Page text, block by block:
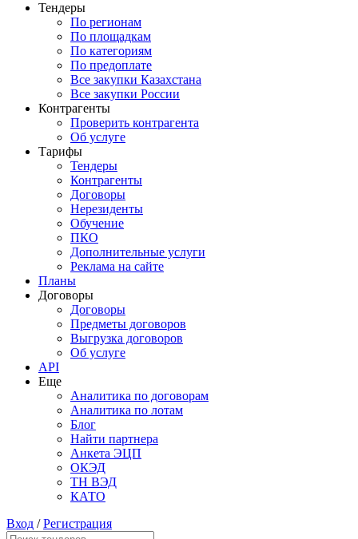
Тендеры
По регионам
По площадкам
По категориям
По предоплате
Все закупки Казахстана
Все закупки России
Контрагенты
Проверить контрагента
Об услуге
Тарифы
Тендеры
Контрагенты
Договоры
Нерезиденты
Обучение
ПКО
Дополнительные услуги
Реклама на сайте
Планы
Договоры
Договоры
Предметы договоров
Выгрузка договоров
Об услуге
API
Еще
Аналитика по договорам
Аналитика по лотам
Блог
Найти партнера
Анкета ЭЦП
ОКЭД
ТН ВЭД
КАТО
Вход /Регистрация